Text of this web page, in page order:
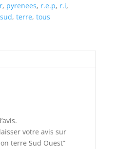
, pyrenees, r.e.p, r.i,
sud, terre, tous
votre avis sur
terre Sud Ouest”